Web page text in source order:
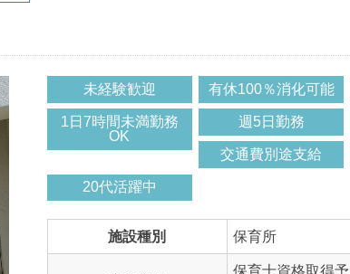
未経験歓迎 有休100％消化可能
1日7時間未満勤務
OK
週5日勤務
交通費別途支給
20代活躍中
施設種別 保育所
保育士資格取得